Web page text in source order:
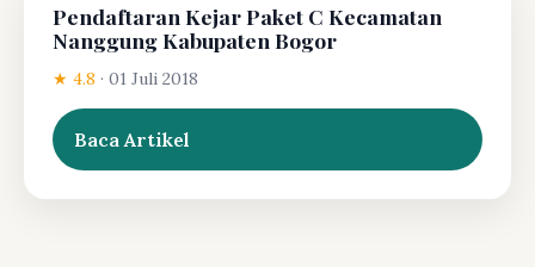
Pendaftaran Kejar Paket C Kecamatan
Nanggung Kabupaten Bogor
★ 4.8 · 01 Juli 2018
Baca Artikel